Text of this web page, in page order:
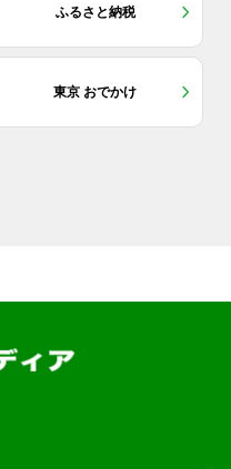
ふるさと納税
東京 おでかけ